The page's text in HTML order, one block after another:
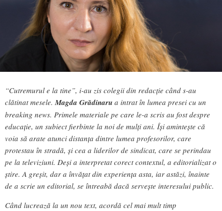
“Cutremurul e la tine”, i-au zis colegii din redacție când s-au
clătinat mesele.Magda Grădinaru a intrat în lumea presei cu un
breaking news. Primele materiale pe care le-a scris au fost despre
educație, un subiect fierbinte la noi de mulți ani. Își amintește că
voia să arate atunci distanța dintre lumea profesorilor, care
protestau în stradă, și cea a liderilor de sindicat, care se perindau
pe la televiziuni. Deși a interpretat corect contextul, a editorializat o
știre. A greșit, dar a învățat din experiența asta, iar astăzi, înainte
de a scrie un editorial, se întreabă dacă servește interesului public.
Când lucrează la un nou text, acordă cel mai mult timp